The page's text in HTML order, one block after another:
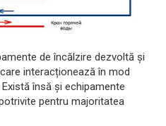
de încălzire dezvoltă și
interacționează în mod
însă și echipamente
pentru majoritatea